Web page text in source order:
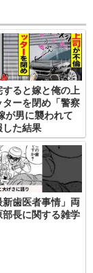
すると嫁と俺の上
ーを閉め「警察
が男に襲われて
した結果
新歯医者事情」両
長に関する雑学